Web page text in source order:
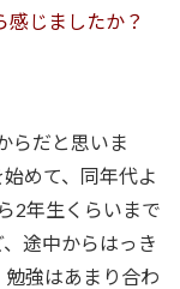
感じましたか？
らだと思いま
めて、同年代よ
2年生くらいまで
途中からはっき
強はあまり合わ